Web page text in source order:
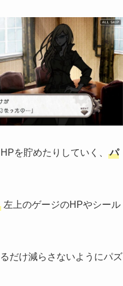
を貯めたりしていく、
パ
左上のゲージのHPやシール
だけ減らさないようにパズ